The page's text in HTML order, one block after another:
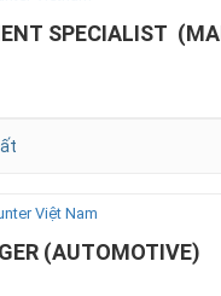
SPECIALIST
Việt Nam
(AUTOMOTIVE)